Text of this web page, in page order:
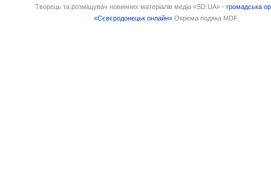
Творець та розміщувач новинних матеріалів медіа «SD.UA» -громадська
«Сєвєродонецьк онлайн» Окрема подяка MDF.